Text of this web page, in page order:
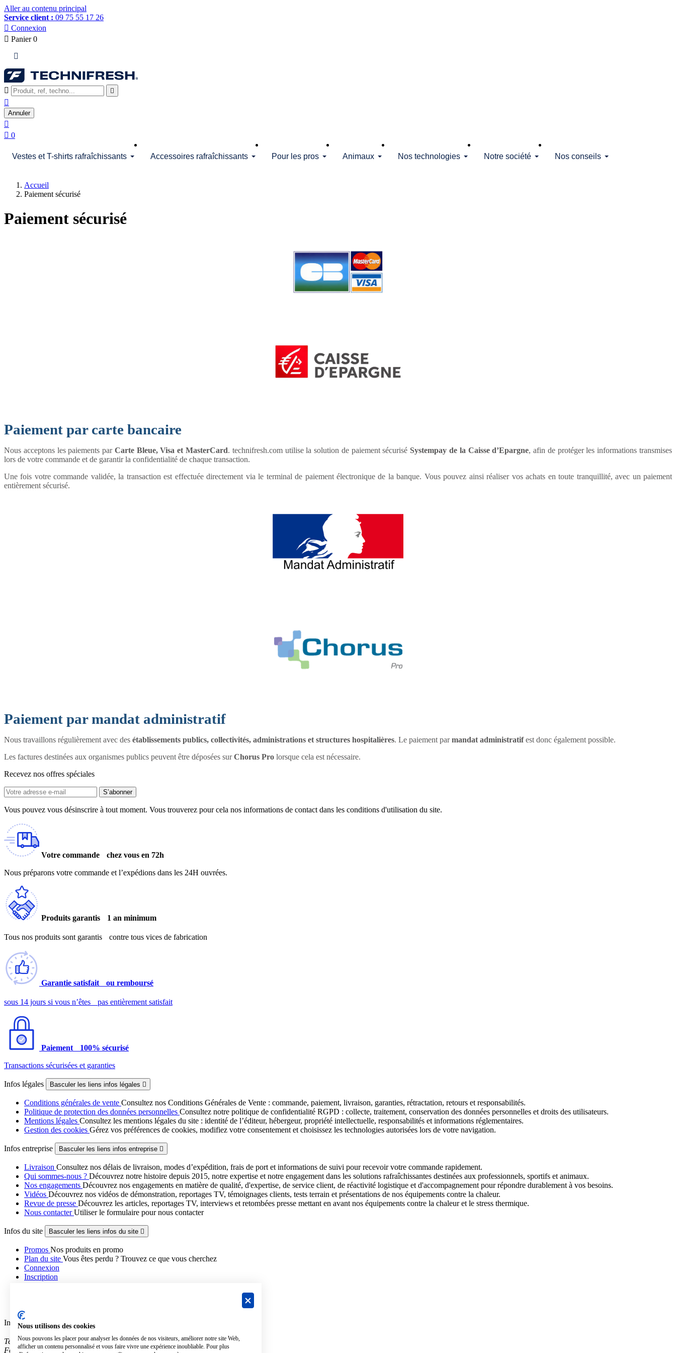
Aller au contenu principal
Service client : 09 75 55 17 26
 Connexion
 Panier 0

 

Annuler

 0
Vestes et T-shirts rafraîchissants Accessoires rafraîchissants Pour les pros Animaux Nos technologies Notre société Nos conseils
Accueil
Paiement sécurisé
Paiement sécurisé
Paiement par carte bancaire
Nous acceptons les paiements par Carte Bleue, Visa et MasterCard. technifresh.com utilise la solution de paiement sécuriséSystempay de la Caisse d’Epargne, afin de protéger les informations transmises
lors de votre commande et de garantir la confidentialité de chaque transaction.
Une fois votre commande validée, la transaction est effectuée directement via le terminal de paiement électronique de la banque. Vous pouvez ainsi réaliser vos achats en toute tranquillité, avec un paiement
entièrement sécurisé.
Paiement par mandat administratif
Nous travaillons régulièrement avec des établissements publics, collectivités, administrations et structures hospitalières. Le paiement parmandat administratifest donc également possible.
Les factures destinées aux organismes publics peuvent être déposées surChorus Pro lorsque cela est nécessaire.
Recevez nos offres spéciales
S’abonner
Vous pouvez vous désinscrire à tout moment. Vous trouverez pour cela nos informations de contact dans les conditions d'utilisation du site.
Votre commande chez vous en 72h
Nous préparons votre commande et l’expédions dans les 24H ouvrées.
Produits garantis 1 an minimum
Tous nos produits sont garantis contre tous vices de fabrication
Garantie satisfait ou remboursé
sous 14 jours si vous n’êtes pas entièrement satisfait
Paiement 100% sécurisé
Transactions sécurisées et garanties
Infos légales Basculer les liens infos légales 
Conditions générales de vente Consultez nos Conditions Générales de Vente : commande, paiement, livraison, garanties, rétractation, retours et responsabilités.
Politique de protection des données personnelles Consultez notre politique de confidentialité RGPD : collecte, traitement, conservation des données personnelles et droits des utilisateurs.
Mentions légales Consultez les mentions légales du site : identité de l’éditeur, hébergeur, propriété intellectuelle, responsabilités et informations réglementaires.
Gestion des cookies Gérez vos préférences de cookies, modifiez votre consentement et choisissez les technologies autorisées lors de votre navigation.
Infos entreprise Basculer les liens infos entreprise 
Livraison Consultez nos délais de livraison, modes d’expédition, frais de port et informations de suivi pour recevoir votre commande rapidement.
Qui sommes-nous ? Découvrez notre histoire depuis 2015, notre expertise et notre engagement dans les solutions rafraîchissantes destinées aux professionnels, sportifs et animaux.
Nos engagements Découvrez nos engagements en matière de qualité, d'expertise, de service client, de réactivité logistique et d'accompagnement pour répondre durablement à vos besoins.
Vidéos Découvrez nos vidéos de démonstration, reportages TV, témoignages clients, tests terrain et présentations de nos équipements contre la chaleur.
Revue de presse Découvrez les articles, reportages TV, interviews et retombées presse mettant en avant nos équipements contre la chaleur et le stress thermique.
Nous contacterUtiliser le formulaire pour nous contacter
Infos du site Basculer les liens infos du site 
Promos Nos produits en promo
Plan du site Vous êtes perdu ? Trouvez ce que vous cherchez
Connexion
Inscription
Informations Afficher/Masquer les informations du magasin
Technifresh
Fovere SAS
Nous utilisons des cookies
Nous pouvons les placer pour analyser les données de nos visiteurs, améliorer notre site Web,
afficher un contenu personnalisé et vous faire vivre une expérience inoubliable. Pour plus